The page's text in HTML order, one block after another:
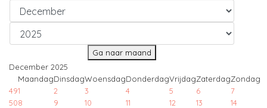
Ga naar maand
December 2025
MaandagDinsdagWoensdagDonderdagVrijdagZaterdagZondag
491 2 3 4 5 6
7
508 9 10 11 12 13
14